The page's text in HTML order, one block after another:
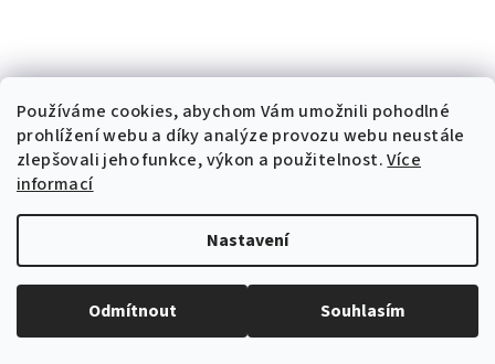
Používáme cookies, abychom Vám umožnili pohodlné
prohlížení webu a díky analýze provozu webu neustále
zlepšovali jeho funkce, výkon a použitelnost.Více
informací
Nastavení
Odmítnout Souhlasím
Copyright 2026Dermalife
. Všechna práva vyhrazena.